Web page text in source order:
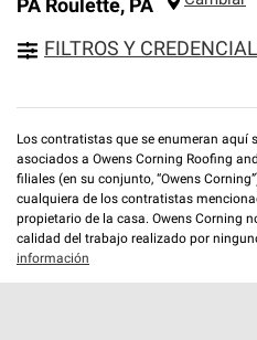
PA Roulette, PA
FILTROS Y
Los contratistas que se enumeran aquí
asociados a Owens Corning Roofing
filiales (en su conjunto, “Owens
cualquiera de los contratistas
propietario de la casa. Owens Corning
calidad del trabajo realizado por
información